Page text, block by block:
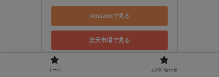
Amazonで見る
楽天市場で見る
ホーム お問い合わせ